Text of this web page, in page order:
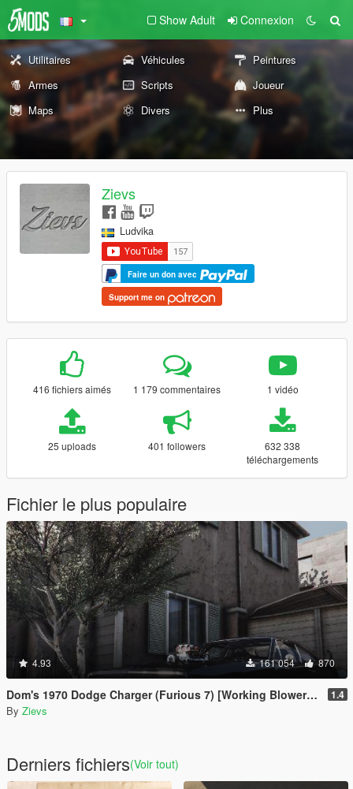
Show Adult Connexion
Utilitaires Véhicules
Peintures
Armes
Scripts
Joueur
Maps
Divers Plus
Zievs
Ludvika
Faire un don avec
Support me on
416 fichiers aimés 1 179 commentaires 1 vidéo
25 uploads 401 followers
632 338
téléchargements
Fichier le plus populaire
4.93 161 054 870
Dom's 1970 Dodge Charger (Furious 7) [Working Blower | Add-On | LODs] 1.4
By Zievs
Derniers fichiers(Voir tout)